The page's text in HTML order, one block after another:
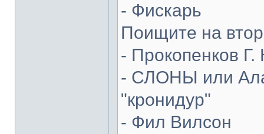
- Фискарь
Поищите на
- Прокопенков Г.
- СЛОНЫ или
"кронидур"
- Фил Вилсон